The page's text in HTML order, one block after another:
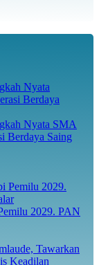
Nyata SMA
Berdaya Saing
2029. PAN